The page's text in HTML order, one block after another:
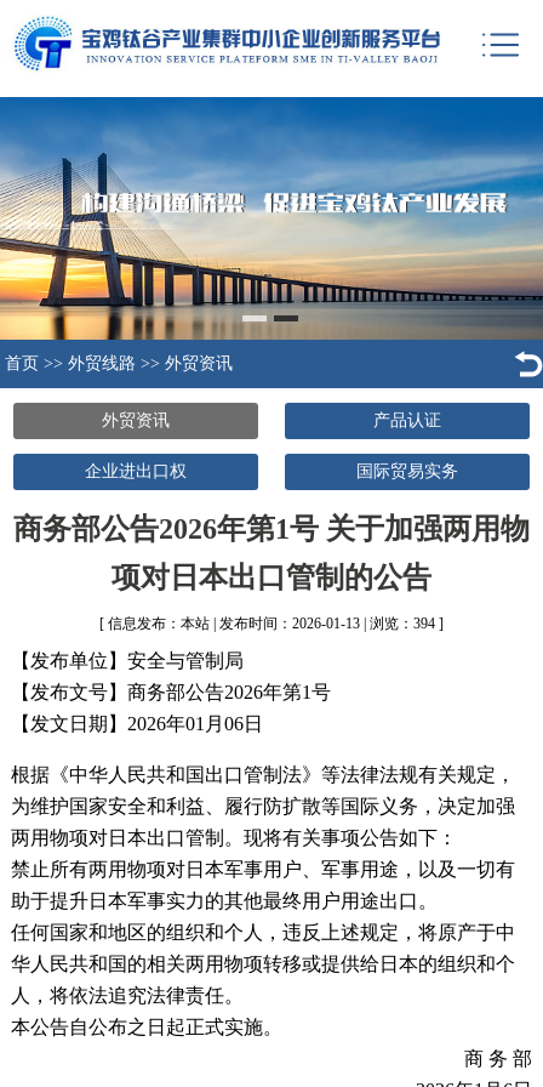
首页 >> 外贸线路 >> 外贸资讯
外贸资讯 产品认证
企业进出口权 国际贸易实务
商务部公告2026年第1号 关于加强两用物
项对日本出口管制的公告
[ 信息发布：本站 | 发布时间：2026-01-13 | 浏览：394 ]
【发布单位】安全与管制局
【发布文号】商务部公告2026年第1号
【发文日期】2026年01月06日
根据《中华人民共和国出口管制法》等法律法规有关规定，
为维护国家安全和利益、履行防扩散等国际义务，决定加强
两用物项对日本出口管制。现将有关事项公告如下：
禁止所有两用物项对日本军事用户、军事用途，以及一切有
助于提升日本军事实力的其他最终用户用途出口。
任何国家和地区的组织和个人，违反上述规定，将原产于中
华人民共和国的相关两用物项转移或提供给日本的组织和个
人，将依法追究法律责任。
本公告自公布之日起正式实施。
商 务 部